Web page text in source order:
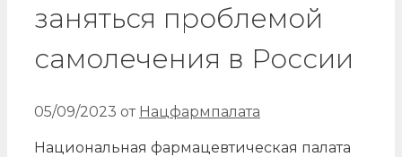
заняться проблемой
самолечения в России
05/09/2023 от Нацфармпалата
Национальная фармацевтическая палата